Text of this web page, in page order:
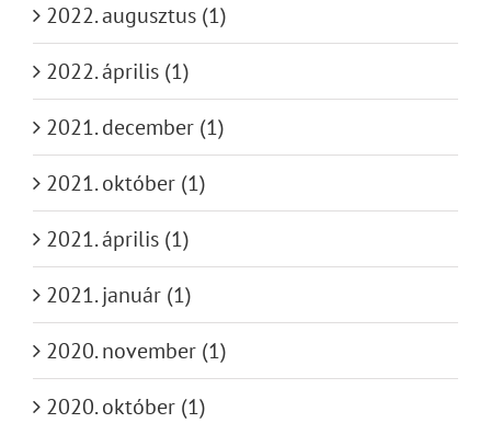
2022. augusztus (1)
2022. április (1)
2021. december (1)
2021. október (1)
2021. április (1)
2021. január (1)
2020. november (1)
2020. október (1)